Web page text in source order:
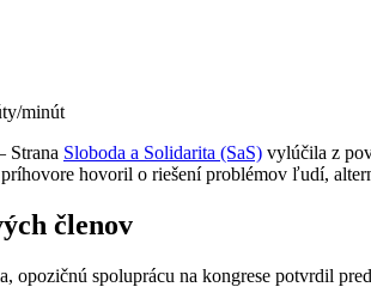
minút
Strana Sloboda a Solidarita (SaS) vylúčila z
hovoril o riešení problémov ľudí,
členov
opozičnú spoluprácu na kongrese potvrdil